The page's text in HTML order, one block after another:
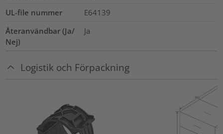
UL-file nummer
E64139
Återanvändbar (Ja/
Nej)
Ja
Logistik och Förpackning